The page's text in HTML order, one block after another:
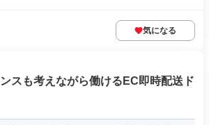
気になる
スも考えながら働けるEC即時配送ド